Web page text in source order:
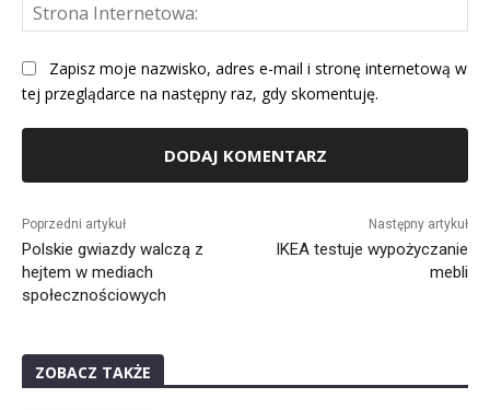
Zapisz moje nazwisko, adres e-mail i stronę internetową w
tej przeglądarce na następny raz, gdy skomentuję.
Poprzedni artykuł
Polskie gwiazdy walczą z
hejtem w mediach
społecznościowych
Następny artykuł
IKEA testuje wypożyczanie
mebli
ZOBACZ TAKŻE